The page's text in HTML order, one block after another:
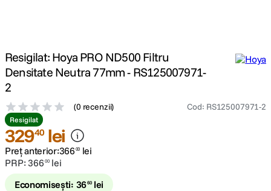
3 trepied telefon
5.
6. lavaliera
7. sony fx
Resigilat: Hoya PRO ND500 Filtru
Densitate Neutra 77mm - RS125007971-
2
(0 recenzii) Cod: RS125007971-2
Resigilat
32940 lei
Preț anterior:366 00 lei
PRP:366 00 lei
Economisești: 3660 lei